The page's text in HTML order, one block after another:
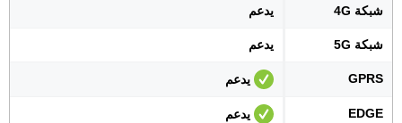
شبكة 4G يدعم
شبكة 5G يدعم
GPRS يدعم
EDGE يدعم